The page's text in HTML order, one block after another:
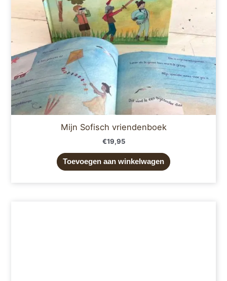
Mijn Sofisch vriendenboek
€19,95
Toevoegen aan winkelwagen